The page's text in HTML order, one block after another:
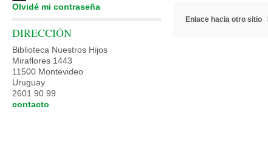
Enlace hacia otro sitio
Olvidé mi contraseña
DIRECCIÓN
Biblioteca Nuestros Hijos
Miraflores 1443
11500 Montevideo
Uruguay
2601 90 99
contacto